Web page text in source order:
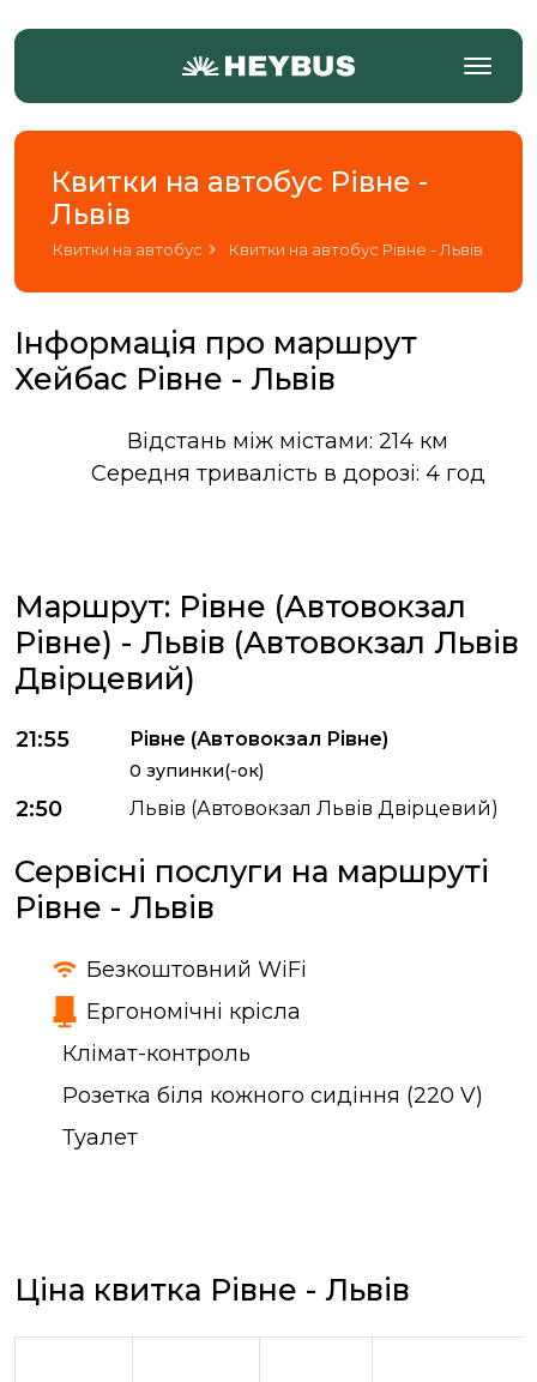
Квитки на автобус Рівне -
Львів
Квитки на автобус Квитки на автобус Рівне - Львів
Інформація про маршрут
Хейбас Рівне - Львів
Відстань між містами: 214 км
Середня тривалість в дорозі: 4 год
Маршрут: Рівне (Автовокзал
Рівне) - Львів (Автовокзал Львів
Двірцевий)
21:55 Рівне (Автовокзал Рівне)
0 зупинки(-ок)
2:50 Львів (Автовокзал Львів Двірцевий)
Сервісні послуги на маршруті
Рівне - Львів
Безкоштовний WiFi
Ергономічні крісла
Клімат-контроль
Розетка біля кожного сидіння (220 V)
Туалет
Ціна квитка Рівне - Львів